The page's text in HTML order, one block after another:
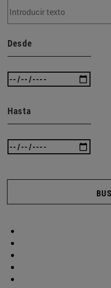
Desde
Hasta